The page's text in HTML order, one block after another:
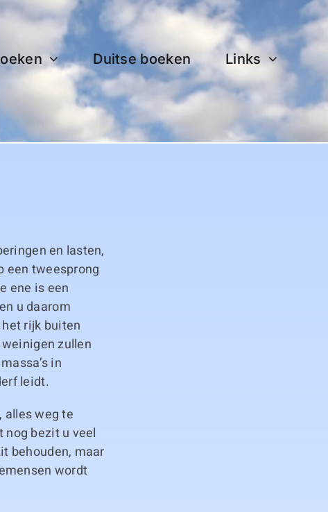
Duitse boeken Links
en lasten,
een tweesprong
ene is een
u daarom
rijk buiten
zullen
in
leidt.
alles weg te
bezit u veel
behouden, maar
wordt